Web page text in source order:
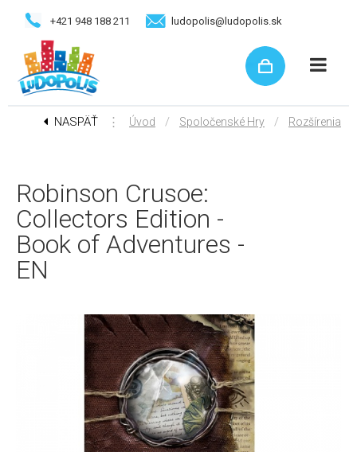
+421 948 188 211 ludopolis@ludopolis.sk
NASPÄŤ ⋮ Úvod / Spoločenské Hry / Rozšírenia
Robinson Crusoe:
Collectors Edition -
Book of Adventures -
EN